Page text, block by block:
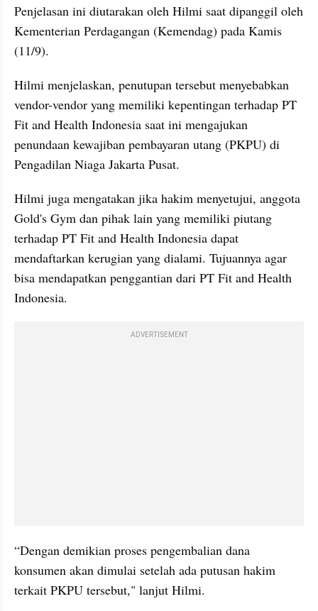
Penjelasan ini diutarakan oleh Hilmi saat dipanggil oleh
Kementerian Perdagangan (Kemendag) pada Kamis
(11/9).
Hilmi menjelaskan, penutupan tersebut menyebabkan
vendor-vendor yang memiliki kepentingan terhadap PT
Fit and Health Indonesia saat ini mengajukan
penundaan kewajiban pembayaran utang (PKPU) di
Pengadilan Niaga Jakarta Pusat.
Hilmi juga mengatakan jika hakim menyetujui, anggota
Gold's Gym dan pihak lain yang memiliki piutang
terhadap PT Fit and Health Indonesia dapat
mendaftarkan kerugian yang dialami. Tujuannya agar
bisa mendapatkan penggantian dari PT Fit and Health
Indonesia.
ADVERTISEMENT
“Dengan demikian proses pengembalian dana
konsumen akan dimulai setelah ada putusan hakim
terkait PKPU tersebut," lanjut Hilmi.